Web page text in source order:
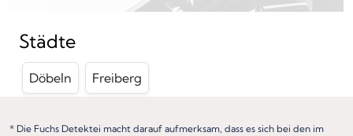
Städte
Döbeln Freiberg
* Die Fuchs Detektei macht darauf aufmerksam, dass es sich bei den im